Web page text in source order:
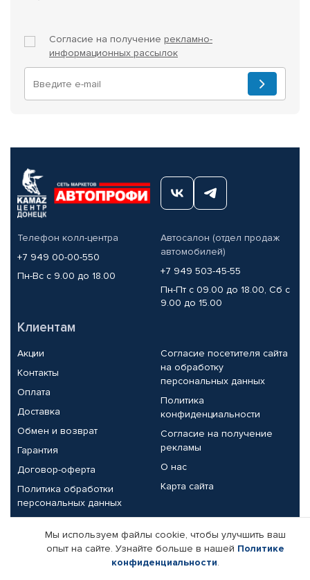
Согласие на получение рекламно-
информационных рассылок
Телефон колл-центра
+7 949 00-00-550
Пн-Вс с 9.00 до 18.00
Автосалон (отдел продаж
автомобилей)
+7 949 503-45-55
Пн-Пт с 09.00 до 18.00, Сб с
9.00 до 15.00
Клиентам
Акции
Контакты
Оплата
Доставка
Обмен и возврат
Гарантия
Договор-оферта
Политика обработки
персональных данных
Согласие посетителя сайта
на обработку
персональных данных
Политика
конфиденциальности
Согласие на получение
рекламы
О нас
Карта сайта
Партнерам
Корпоративным клиентам
Реквизиты компании
Мы используем файлы cookie, чтобы улучшить ваш
опыт на сайте. Узнайте больше в нашей Политике
конфиденциальности.